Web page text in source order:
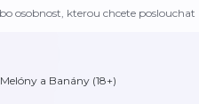
Melóny a Banány (18+)